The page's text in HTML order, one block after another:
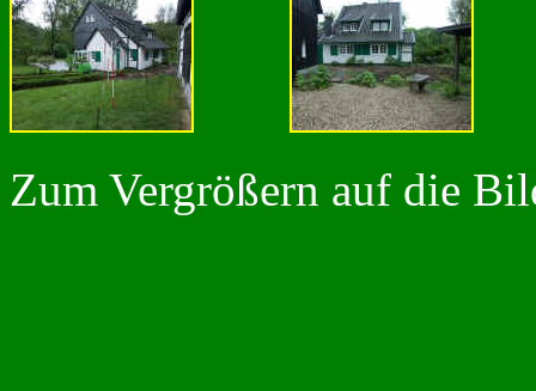
Zum Vergrößern auf die